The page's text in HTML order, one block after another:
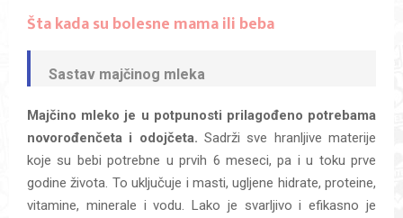
Šta kada su bolesne mama ili beba
Sastav majčinog mleka
Majčino mleko je u potpunosti prilagođeno potrebama
novorođenčeta i odojčeta. Sadrži sve hranljive materije
koje su bebi potrebne u prvih 6 meseci, pa i u toku prve
godine života. To uključuje i masti, ugljene hidrate, proteine,
vitamine, minerale i vodu. Lako je svarljivo i efikasno je